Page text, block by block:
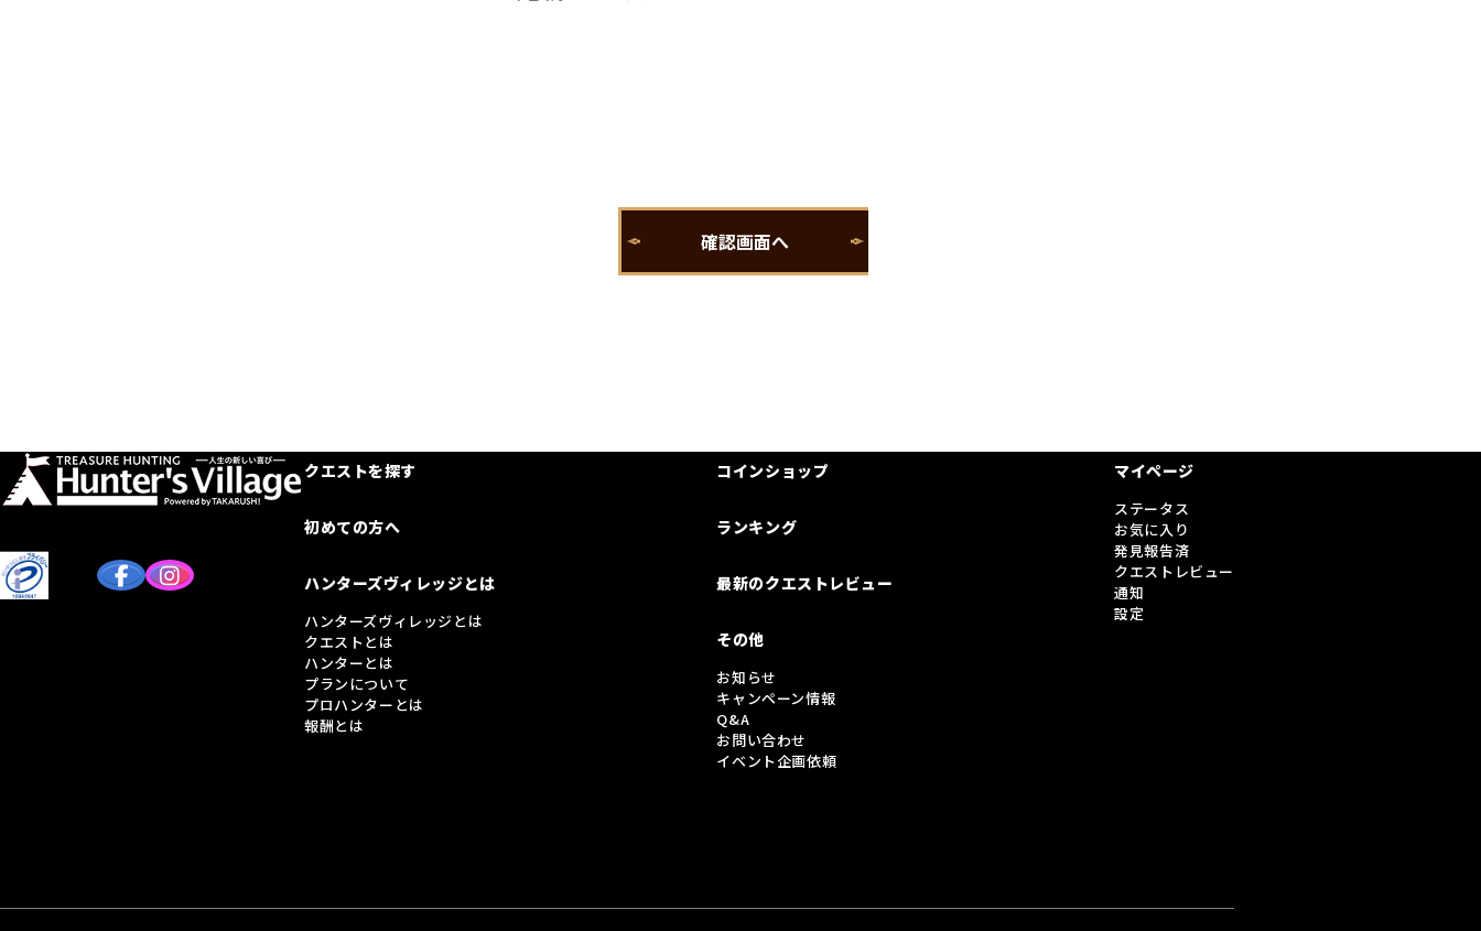
クエストを探す
初めての方へ
ハンターズヴィレッジとは
ハンターズヴィレッジとは
クエストとは
ハンターとは
プランについて
プロハンターとは
報酬とは
コインショップ
ランキング
最新のクエストレビュー
その他
お知らせ
キャンペーン情報
Q&A
お問い合わせ
イベント企画依頼
マイページ
ステータス
お気に入り
発見報告済
クエストレビュー
通知
設定